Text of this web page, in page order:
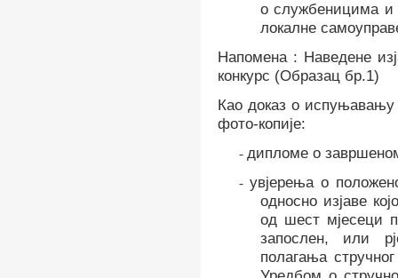
о службеницима и
локалне
Напомена : Наведене
конкурс (Образац бр.1)
Као доказ о
фото-копије:
- дипломе о
- увјерења о
односно изјаве
од шест мјесеци
запослен,
или
полагања